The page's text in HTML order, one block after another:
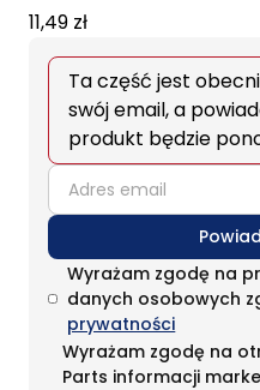
11,49 zł
Ta część jest
swój email, a
produkt będzie
email
Wyrażam zgodę na
danych osobowych
prywatności
Wyrażam zgodę na
Parts informacji